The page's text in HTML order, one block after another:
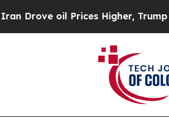
Prices Higher, Trump Gave